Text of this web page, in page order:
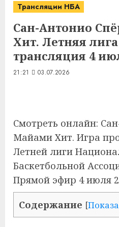
Трансляции НБА
Сан-Антонио
Хит. Летняя
трансляция 4
21:21 03.07.2026
Смотреть онлайн:
Майами Хит. Игра
Летней лиги
Баскетбольной
Прямой эфир 4 июля
Содержание [